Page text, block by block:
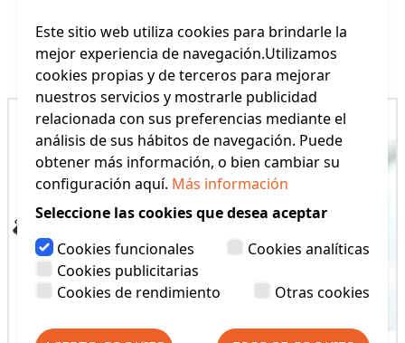
Productos Relacionados
Este sitio web utiliza cookies para brindarle la
mejor experiencia de navegación.Utilizamos
cookies propias y de terceros para mejorar
nuestros servicios y mostrarle publicidad
relacionada con sus preferencias mediante el
análisis de sus hábitos de navegación. Puede
obtener más información, o bien cambiar su
configuración aquí. Más información
Seleccione las cookies que desea aceptar
Cookies funcionales
Cookies analíticas
Cookies publicitarias
Cookies de rendimiento
Otras cookies